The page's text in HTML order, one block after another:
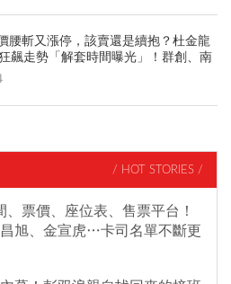
腰斬又漲停，該賣還是續抱？杜金龍
飆走勢「解套時間曝光」！群創、南
/ HOT STORIES /
票價、座位表、售票平台！
旭、金宣虎…卡司名單不斷更